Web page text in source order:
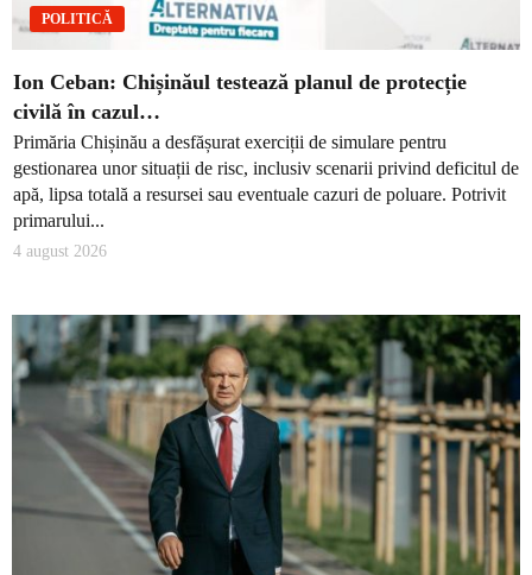
POLITICĂ
Ion Ceban: Chișinăul testează planul de protecție
civilă în cazul…
Primăria Chișinău a desfășurat exerciții de simulare pentru
gestionarea unor situații de risc, inclusiv scenarii privind deficitul de
apă, lipsa totală a resursei sau eventuale cazuri de poluare. Potrivit
primarului...
4 august 2026